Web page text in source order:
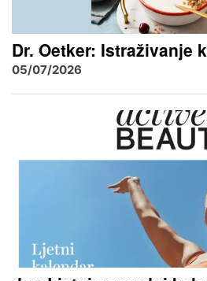
Dr. Oetker: Istraživanje
05/07/2026